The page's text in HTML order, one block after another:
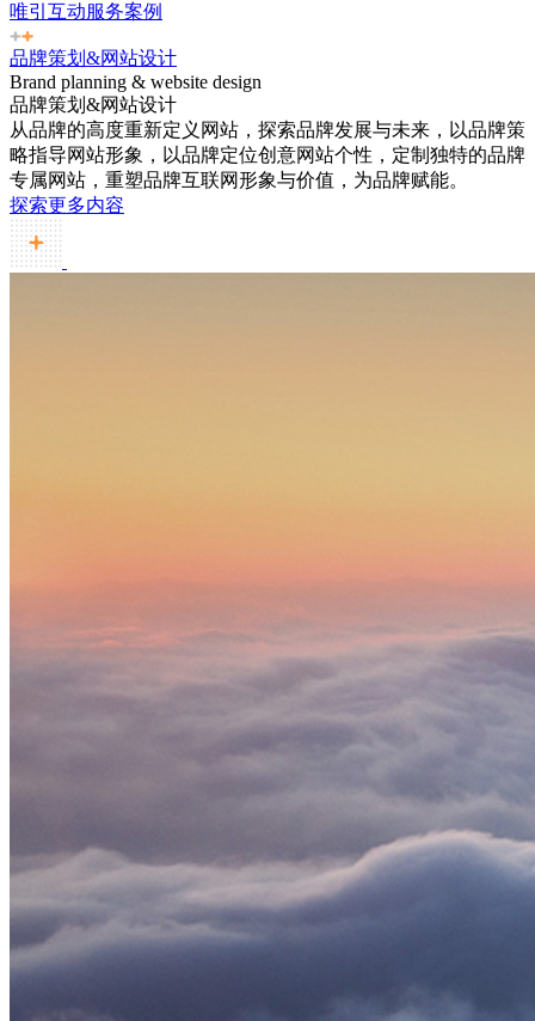
唯引互动服务案例
品牌策划&网站设计
Brand planning & website design
品牌策划&网站设计
从品牌的高度重新定义网站，探索品牌发展与未来，以品牌策
略指导网站形象，以品牌定位创意网站个性，定制独特的品牌
专属网站，重塑品牌互联网形象与价值，为品牌赋能。
探索更多内容